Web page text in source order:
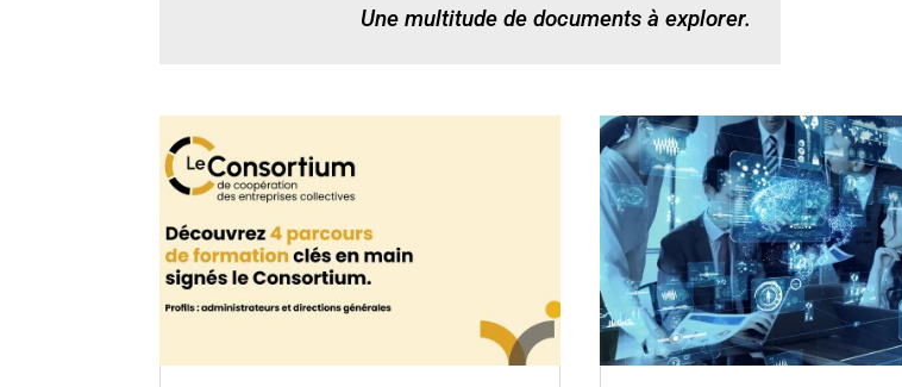
Une multitude de documents à explorer.